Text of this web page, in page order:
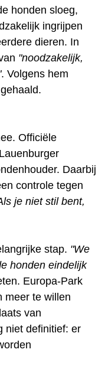
honden sloeg,
ingrijpen
dieren. In
"noodzakelijk,
. Volgens hem
Officiële
Daarbij
controle tegen
je niet stil bent,
stap. "We
honden eindelijk
Europa-Park
meer te willen
van
niet definitief: er